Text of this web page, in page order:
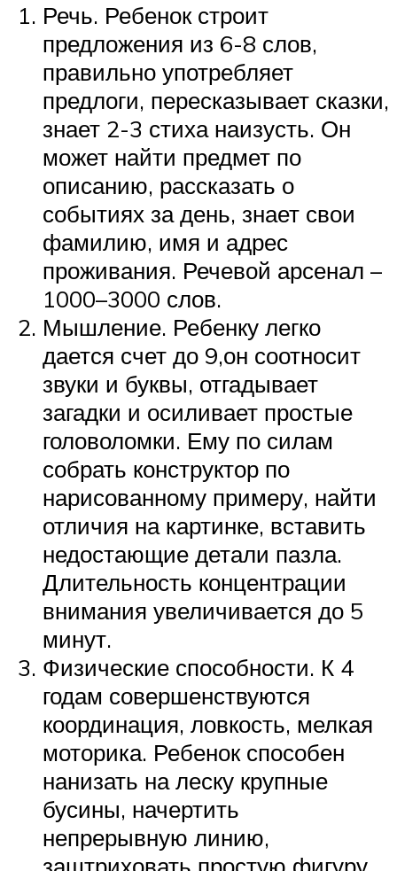
Речь. Ребенок строит
предложения из 6-8 слов,
правильно употребляет
предлоги, пересказывает сказки,
знает 2-3 стиха наизусть. Он
может найти предмет по
описанию, рассказать о
событиях за день, знает свои
фамилию, имя и адрес
проживания. Речевой арсенал –
1000–3000 слов.
Мышление. Ребенку легко
дается счет до 9,он соотносит
звуки и буквы, отгадывает
загадки и осиливает простые
головоломки. Ему по силам
собрать конструктор по
нарисованному примеру, найти
отличия на картинке, вставить
недостающие детали пазла.
Длительность концентрации
внимания увеличивается до 5
минут.
Физические способности. К 4
годам совершенствуются
координация, ловкость, мелкая
моторика. Ребенок способен
нанизать на леску крупные
бусины, начертить
непрерывную линию,